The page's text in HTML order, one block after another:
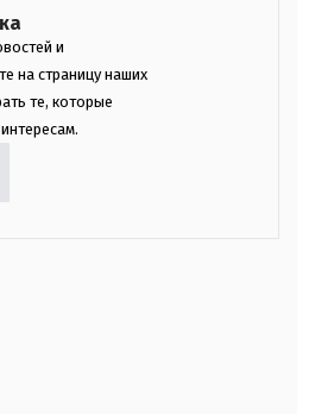
и
на страницу наших
те, которые